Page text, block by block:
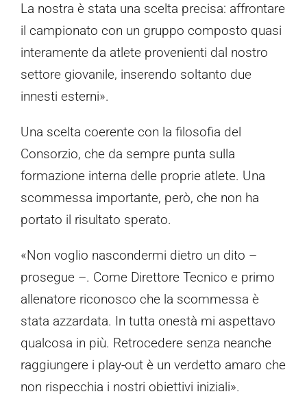
La nostra è stata una scelta precisa: affrontare
il campionato con un gruppo composto quasi
interamente da atlete provenienti dal nostro
settore giovanile, inserendo soltanto due
innesti esterni».
Una scelta coerente con la filosofia del
Consorzio, che da sempre punta sulla
formazione interna delle proprie atlete. Una
scommessa importante, però, che non ha
portato il risultato sperato.
«Non voglio nascondermi dietro un dito –
prosegue –. Come Direttore Tecnico e primo
allenatore riconosco che la scommessa è
stata azzardata. In tutta onestà mi aspettavo
qualcosa in più. Retrocedere senza neanche
raggiungere i play-out è un verdetto amaro che
non rispecchia i nostri obiettivi iniziali».